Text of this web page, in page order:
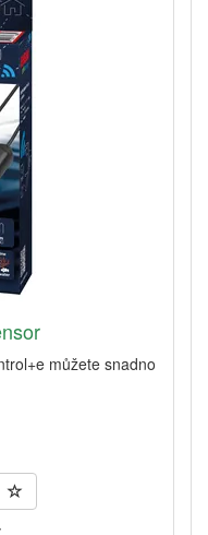
můžete snadno